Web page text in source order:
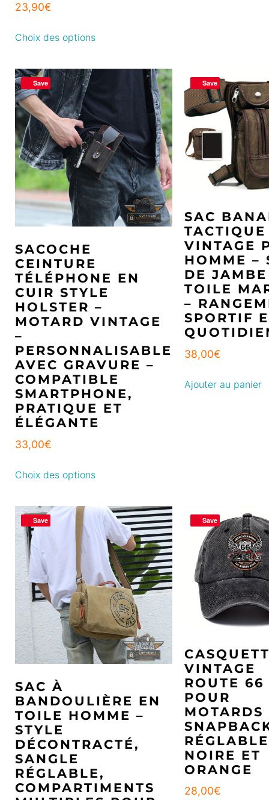
23,90€
Choix des options
Save
SACOCHE
CEINTURE
TÉLÉPHONE EN
CUIR STYLE
HOLSTER –
MOTARD VINTAGE
–
PERSONNALISABLE
AVEC GRAVURE –
COMPATIBLE
SMARTPHONE,
PRATIQUE ET
ÉLÉGANTE
33,00€
Choix des options
Save
SAC
TACTIQUE
VINTAGE
HOMME –
DE
TOILE
–
SPORTIF
38,00€
Ajouter au panier
Save
SAC À
BANDOULIÈRE EN
TOILE HOMME –
STYLE
DÉCONTRACTÉ,
SANGLE
RÉGLABLE,
COMPARTIMENTS
Save
VINTAGE
ROUTE 66
POUR
MOTARDS
RÉGLABLE
NOIRE ET
ORANGE
28,00€